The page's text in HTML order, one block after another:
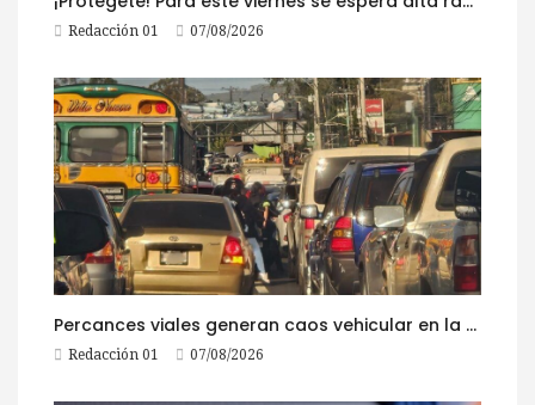
Redacción 01 07/08/2026
Percances viales generan caos vehicular en la ruta al Pacífico este viernes
Redacción 01 07/08/2026